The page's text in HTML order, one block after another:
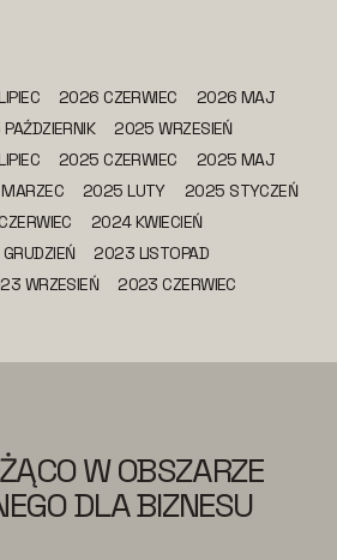
2026 CZERWIEC
2026 MAJ
2025 WRZESIEŃ
2025 CZERWIEC
2025 MAJ
2025 LUTY
2025 STYCZEŃ
2024 KWIECIEŃ
2023 LISTOPAD
WRZESIEŃ 2023 CZERWIEC
W OBSZARZE
DLA BIZNESU